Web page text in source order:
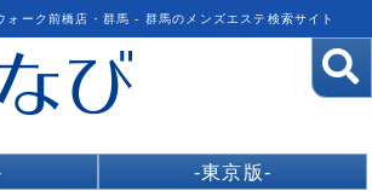
ォーク前橋店・群馬 - 群馬のメンズエステ検索サイト
-東京版-